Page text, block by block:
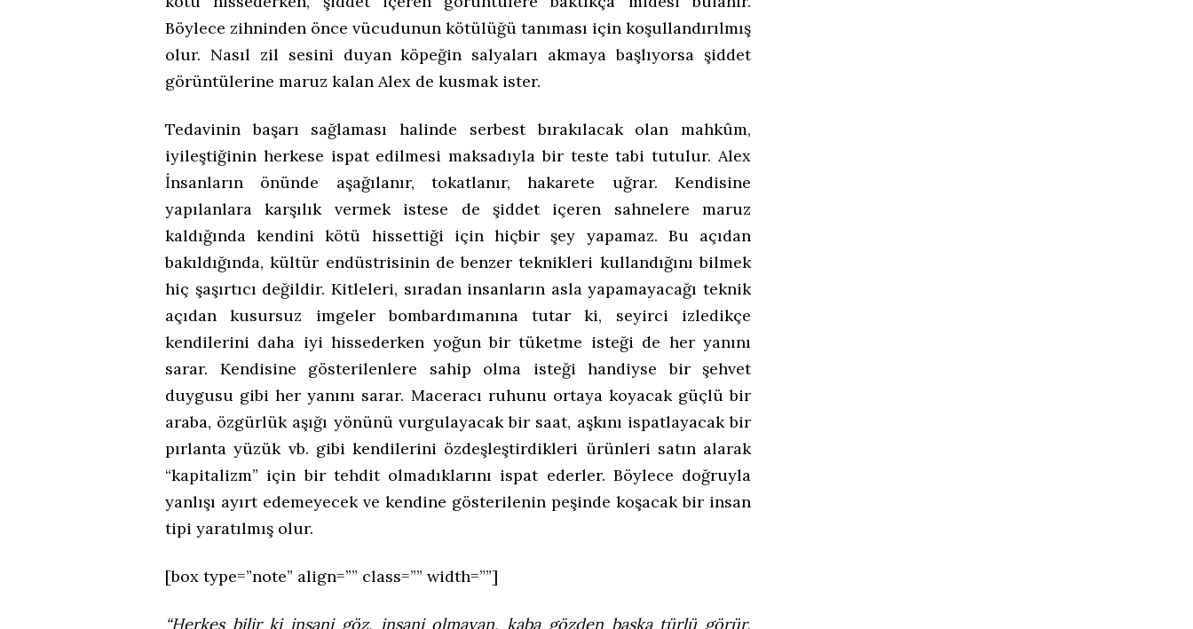
Böylece zihninden önce vücudunun kötülüğü tanıması için koşullandırılmış
olur. Nasıl zil sesini duyan köpeğin salyaları akmaya başlıyorsa şiddet
görüntülerine maruz kalan Alex de kusmak ister.
Tedavinin başarı sağlaması halinde serbest bırakılacak olan mahkûm,
iyileştiğinin herkese ispat edilmesi maksadıyla bir teste tabi tutulur. Alex
İnsanların önünde aşağılanır, tokatlanır, hakarete uğrar. Kendisine
yapılanlara karşılık vermek istese de şiddet içeren sahnelere maruz
kaldığında kendini kötü hissettiği için hiçbir şey yapamaz. Bu açıdan
bakıldığında, kültür endüstrisinin de benzer teknikleri kullandığını bilmek
hiç şaşırtıcı değildir. Kitleleri, sıradan insanların asla yapamayacağı teknik
açıdan kusursuz imgeler bombardımanına tutar ki, seyirci izledikçe
kendilerini daha iyi hissederken yoğun bir tüketme isteği de her yanını
sarar. Kendisine gösterilenlere sahip olma isteği handiyse bir şehvet
duygusu gibi her yanını sarar. Maceracı ruhunu ortaya koyacak güçlü bir
araba, özgürlük aşığı yönünü vurgulayacak bir saat, aşkını ispatlayacak bir
pırlanta yüzük vb. gibi kendilerini özdeşleştirdikleri ürünleri satın alarak
“kapitalizm” için bir tehdit olmadıklarını ispat ederler. Böylece doğruyla
yanlışı ayırt edemeyecek ve kendine gösterilenin peşinde koşacak bir insan
tipi yaratılmış olur.
[box type=”note” align=”” class=”” width=””]
“Herkes bilir ki insani göz, insani olmayan, kaba gözden başka türlü görür,